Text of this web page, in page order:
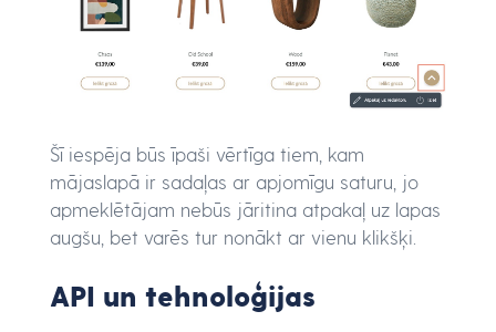
Šī iespēja būs īpaši vērtīga tiem, kam
mājaslapā ir sadaļas ar apjomīgu saturu, jo
apmeklētājam nebūs jāritina atpakaļ uz lapas
augšu, bet varēs tur nonākt ar vienu klikšķi.
API un tehnoloģijas